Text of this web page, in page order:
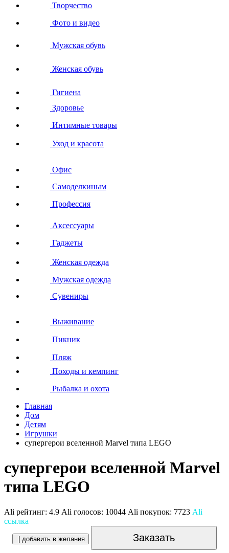
Творчество
Фото и видео
Мужская обувь
Женская обувь
Гигиена
Здоровье
Интимные товары
Уход и красота
Офис
Самоделкиным
Профессия
Аксессуары
Гаджеты
Женская одежда
Мужская одежда
Сувениры
Выживание
Пикник
Пляж
Походы и кемпинг
Рыбалка и охота
Главная
Дом
Детям
Игрушки
супергерои вселенной Marvel типа LEGO
супергерои вселенной Marvel
типа LEGO
Ali рейтинг: 4.9 Ali голосов: 10044 Ali покупок: 7723 Ali
ссылка
| добавить в желания Заказать